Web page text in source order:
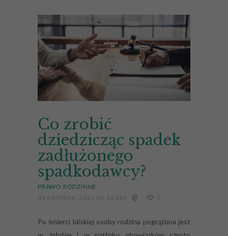
Co zrobić
dziedzicząc spadek
zadłużonego
spadkodawcy?
PRAWO RODZINNE
09 SIERPNIA, 2021 07:16 AM
0
Po śmierci bliskiej osoby rodzina pogrążona jest